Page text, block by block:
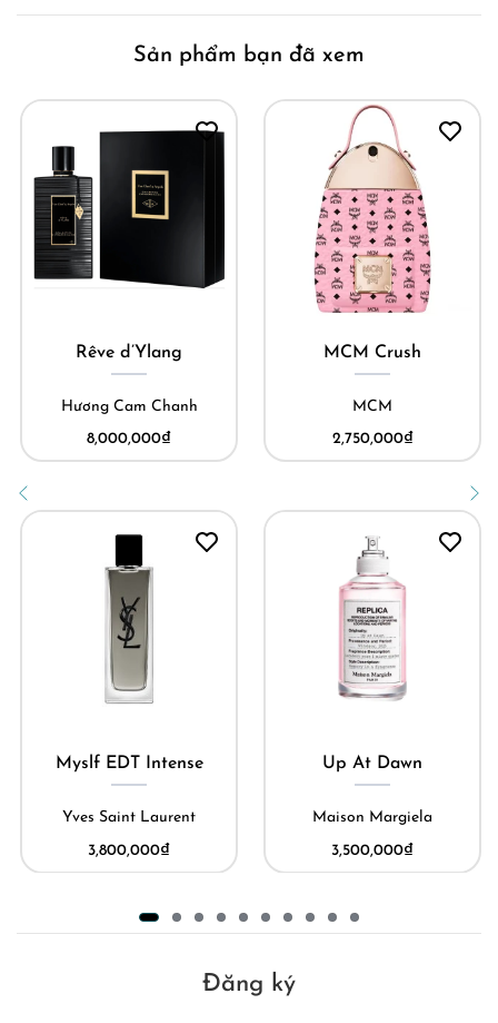
Sản phẩm bạn đã xem
Rêve d’Ylang
Hương Cam Chanh
8,000,000₫
Myslf EDT Intense
Yves Saint Laurent
3,800,000₫
MCM Crush
MCM
2,750,000₫
Up At Dawn
Maison Margiela
3,500,000₫
Đăng ký